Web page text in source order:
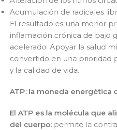
Acumulación de radicales
El resultado es una menor
inflamación crónica de bajo
acelerado. Apoyar la salud
convertido en una prioridad
y la calidad de vida.
ATP: la moneda energética
El ATP es la molécula que
del cuerpo: permite la